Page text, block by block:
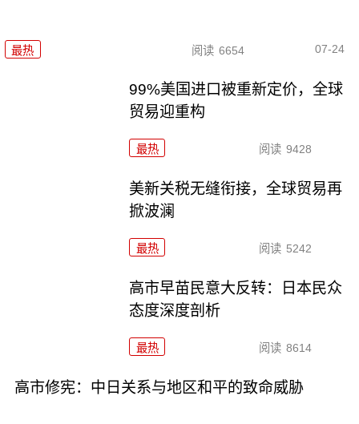
最热 阅读 6654 07-24
99%美国进口被重新定价，全球
贸易迎重构
最热 阅读 9428
美新关税无缝衔接，全球贸易再
掀波澜
最热 阅读 5242
高市早苗民意大反转：日本民众
态度深度剖析
最热 阅读 8614
高市修宪：中日关系与地区和平的致命威胁